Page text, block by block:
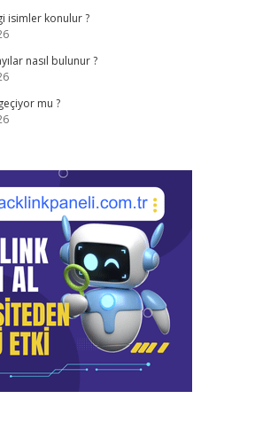
isimler konulur ?
nasıl bulunur ?
mu ?